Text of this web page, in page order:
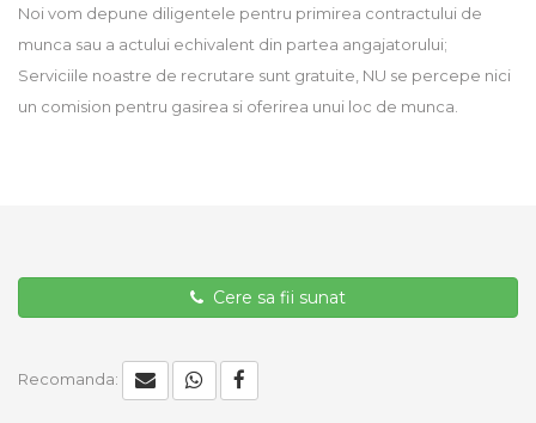
Noi vom depune diligentele pentru primirea contractului de
munca sau a actului echivalent din partea angajatorului;
Serviciile noastre de recrutare sunt gratuite, NU se percepe nici
un comision pentru gasirea si oferirea unui loc de munca.
Cere sa fii sunat
Recomanda: